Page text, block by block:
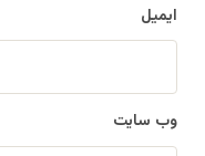
ایمیل
وب‌ سایت